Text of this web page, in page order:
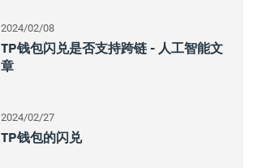
2024/02/08
TP钱包闪兑是否支持跨链 - 人工智能文
章
2024/02/27
TP钱包的闪兑